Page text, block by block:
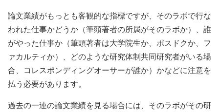
論文業績がもっとも客観的な指標ですが、そのラボで行な
われた仕事かどうか（筆頭著者の所属がそのラボか）、誰
がやった仕事か（筆頭著者は大学院生か、ポスドクか、フ
ァカルティか）、どのような研究体制共同研究者がいる場
合、コレスポンディングオーサーが誰か）かなどに注意を
払う必要があります。
過去の一連の論文業績を見る場合には、そのラボがその研